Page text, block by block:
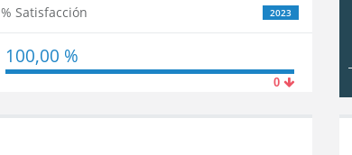
2023
% Satisfacción
100,00 %
0